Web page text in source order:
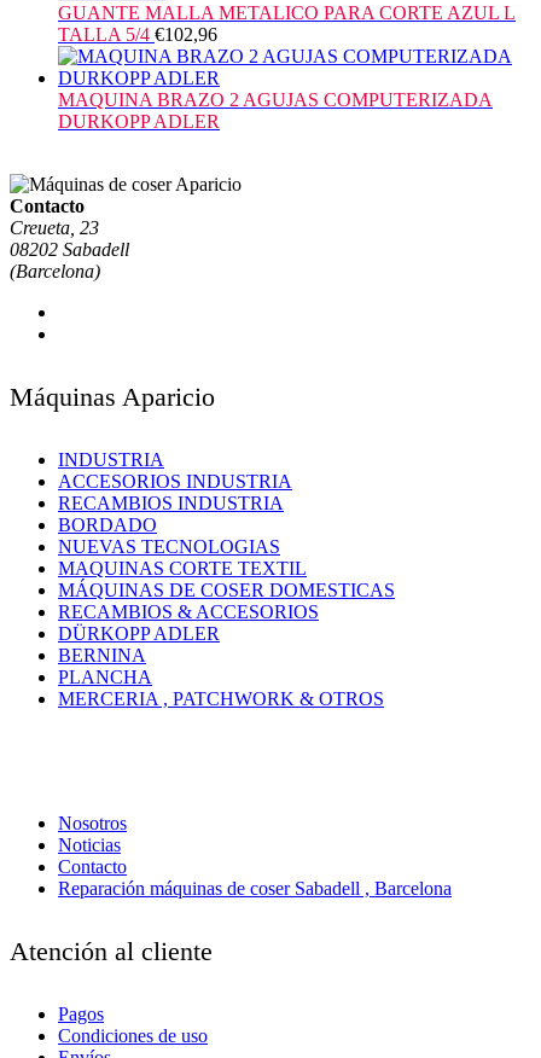
GUANTE MALLA METALICO PARA CORTE AZUL L
TALLA 5/4 €102,96
MAQUINA BRAZO 2 AGUJAS COMPUTERIZADA
DURKOPP ADLER
Contacto
Creueta, 23
08202 Sabadell
(Barcelona)
Máquinas Aparicio
INDUSTRIA
ACCESORIOS INDUSTRIA
RECAMBIOS INDUSTRIA
BORDADO
NUEVAS TECNOLOGIAS
MAQUINAS CORTE TEXTIL
MÁQUINAS DE COSER DOMESTICAS
RECAMBIOS & ACCESORIOS
DÜRKOPP ADLER
BERNINA
PLANCHA
MERCERIA , PATCHWORK & OTROS
Nosotros
Noticias
Contacto
Reparación máquinas de coser Sabadell , Barcelona
Atención al cliente
Pagos
Condiciones de uso